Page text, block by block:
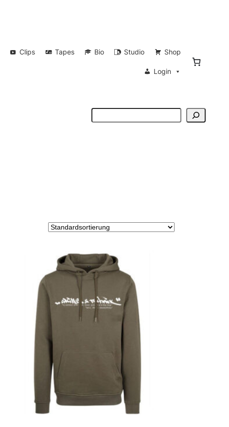
Clips Tapes Bio Studio Shop
Login